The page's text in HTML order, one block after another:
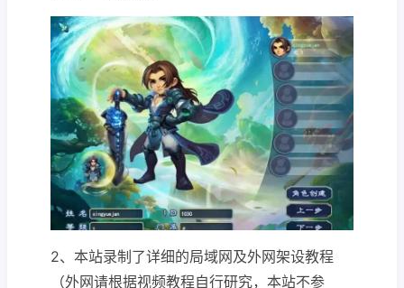
2、本站录制了详细的局域网及外网架设教程
（外网请根据视频教程自行研究，本站不参